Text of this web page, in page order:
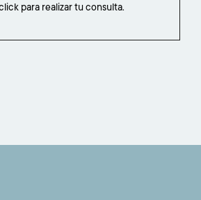
para realizar tu consulta.